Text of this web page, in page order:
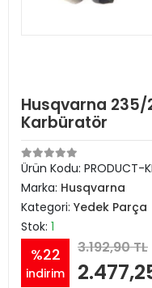
Husqvarna 235/
Karbüratör
Ürün Kodu: PRODUCT-
Marka: Husqvarna
Kategori: Yedek Parça
Stok: 1
%22
indirim
3.192,90 TL